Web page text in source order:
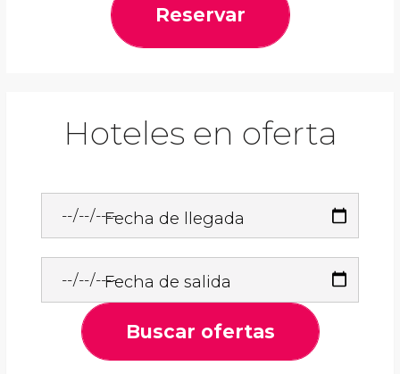
Reservar
Hoteles en oferta
Fecha de llegada
Fecha de salida
Buscar ofertas